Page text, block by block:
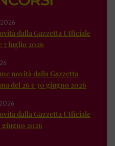
dalla Gazzetta Ufficiale
7 luglio 2026
novità dalla Gazzetta
del 26 e 30 giugno 2026
dalla Gazzetta Ufficiale
giugno 2026